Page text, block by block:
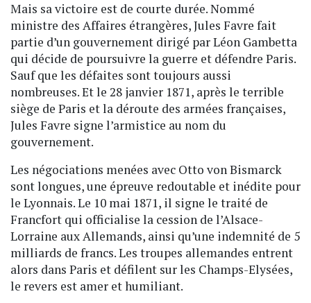
Mais sa victoire est de courte durée. Nommé
ministre des Affaires étrangères, Jules Favre fait
partie d’un gouvernement dirigé par Léon Gambetta
qui décide de poursuivre la guerre et défendre Paris.
Sauf que les défaites sont toujours aussi
nombreuses. Et le 28 janvier 1871, après le terrible
siège de Paris et la déroute des armées françaises,
Jules Favre signe l’armistice au nom du
gouvernement.
Les négociations menées avec Otto von Bismarck
sont longues, une épreuve redoutable et inédite pour
le Lyonnais. Le 10 mai 1871, il signe le traité de
Francfort qui officialise la cession de l’Alsace-
Lorraine aux Allemands, ainsi qu’une indemnité de 5
milliards de francs. Les troupes allemandes entrent
alors dans Paris et défilent sur les Champs-Elysées,
le revers est amer et humiliant.